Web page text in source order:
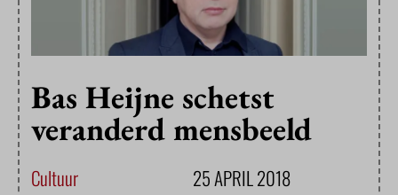
Bas Heijne schetst
veranderd mensbeeld
Cultuur 25 APRIL 2018